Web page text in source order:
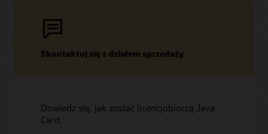
Skontaktuj się z działem sprzedaży
Dowiedz się, jak zostać licencjobiorcą Java
Card.